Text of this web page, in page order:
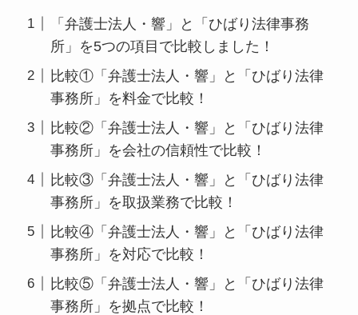
「弁護士法人・響」と「ひばり法律事務
所」を5つの項目で比較しました！
比較①「弁護士法人・響」と「ひばり法律
事務所」を料金で比較！
比較②「弁護士法人・響」と「ひばり法律
事務所」を会社の信頼性で比較！
比較③「弁護士法人・響」と「ひばり法律
事務所」を取扱業務で比較！
比較④「弁護士法人・響」と「ひばり法律
事務所」を対応で比較！
比較⑤「弁護士法人・響」と「ひばり法律
事務所」を拠点で比較！